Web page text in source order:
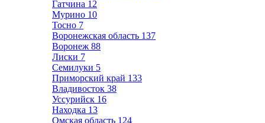
Гатчина 12
Мурино 10
Тосно 7
Воронежская область 137
Воронеж 88
Лиски 7
Семилуки 5
Приморский край 133
Владивосток 38
Уссурийск 16
Находка 13
Омская область 124